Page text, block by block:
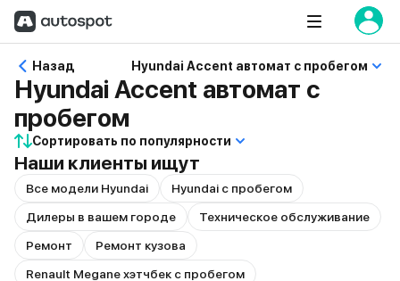
Назад Hyundai Accent автомат с пробегом
Hyundai Accent автомат с
пробегом
Сортировать по популярности
Наши клиенты ищут
Все модели Hyundai
Hyundai с пробегом
Дилеры в вашем городе
Техническое обслуживание
Ремонт
Ремонт кузова
Renault Megane хэтчбек с пробегом